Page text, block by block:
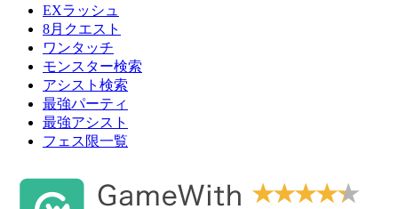
EXラッシュ
8月クエスト
ワンタッチ
モンスター検索
アシスト検索
最強パーティ
最強アシスト
フェス限一覧